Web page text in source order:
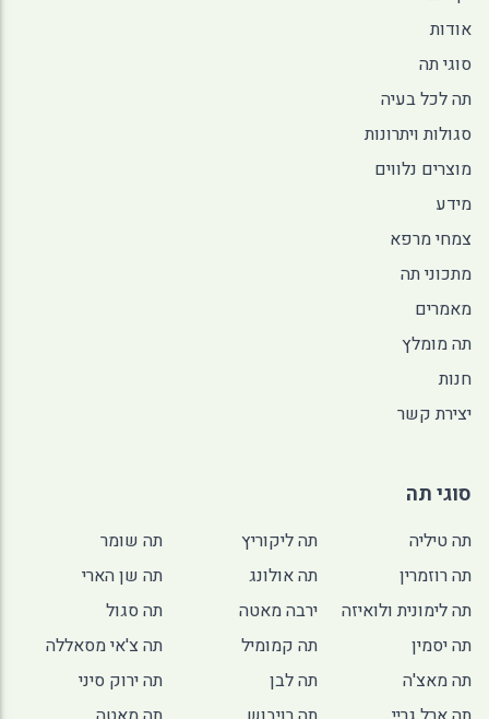
אודות
סוגי תה
תה לכל בעיה
סגולות ויתרונות
מוצרים נלווים
מידע
צמחי מרפא
מתכוני תה
מאמרים
תה מומלץ
חנות
יצירת קשר
סוגי תה
תה טיליה תה ליקוריץ
תה שומר
תה רוזמרין
תה אולונג
תה שן הארי
תה לימונית ולואיזה
ירבה מאטה
תה סגול
תה יסמין
תה קמומיל
תה צ'אי מסאללה
תה מאצ'ה
תה לבן
תה ירוק סיני